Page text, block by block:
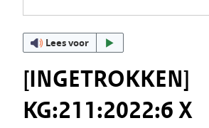
Lees voor
[INGETROKKEN]
KG:211:2022:6 X